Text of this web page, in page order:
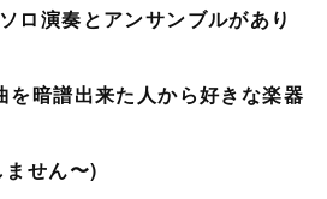
ロ演奏とアンサンブルがあり
を暗譜出来た人から好きな楽器
せん〜)